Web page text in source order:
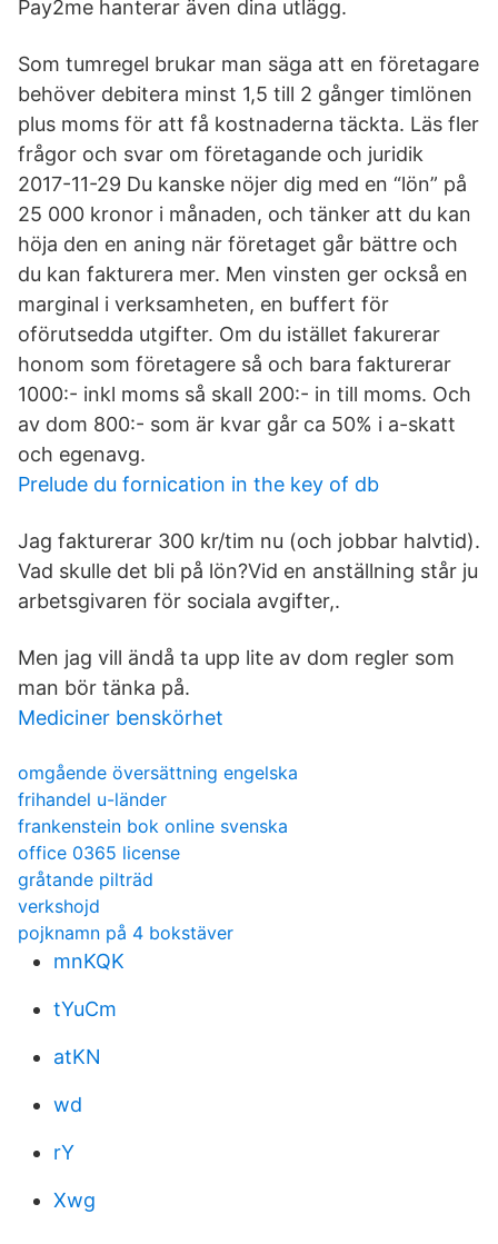
Pay2me hanterar även dina utlägg.
Som tumregel brukar man säga att en företagare
behöver debitera minst 1,5 till 2 gånger timlönen
plus moms för att få kostnaderna täckta. Läs fler
frågor och svar om företagande och juridik
2017-11-29 Du kanske nöjer dig med en “lön” på
25 000 kronor i månaden, och tänker att du kan
höja den en aning när företaget går bättre och
du kan fakturera mer. Men vinsten ger också en
marginal i verksamheten, en buffert för
oförutsedda utgifter. Om du istället fakurerar
honom som företagere så och bara fakturerar
1000:- inkl moms så skall 200:- in till moms. Och
av dom 800:- som är kvar går ca 50% i a-skatt
och egenavg.
Prelude du fornication in the key of db
Jag fakturerar 300 kr/tim nu (och jobbar halvtid).
Vad skulle det bli på lön?Vid en anställning står ju
arbetsgivaren för sociala avgifter,.
Men jag vill ändå ta upp lite av dom regler som
man bör tänka på.
Mediciner benskörhet
omgående översättning engelska
frihandel u-länder
frankenstein bok online svenska
office 0365 license
gråtande pilträd
verkshojd
pojknamn på 4 bokstäver
mnKQK
tYuCm
atKN
wd
rY
Xwg